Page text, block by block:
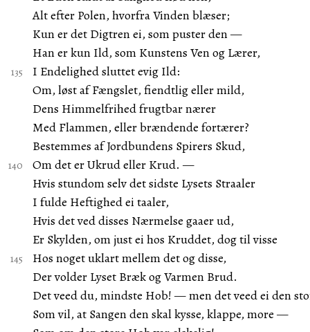
Alt efter Polen, hvorfra Vinden blæser;
Kun er det Digtren ei, som puster den —
Han er kun Ild, som Kunstens Ven og Lærer,
I Endelighed sluttet evig Ild:
Om, løst af Fængslet, fiendtlig eller mild,
Dens Himmelfrihed frugtbar nærer
Med Flammen, eller brændende fortærer?
Bestemmes af Jordbundens Spirers Skud,
Om det er Ukrud eller Krud. —
Hvis stundom selv det sidste Lysets Straaler
I fulde Heftighed ei taaler,
Hvis det ved disses Nærmelse gaaer ud,
Er Skylden, om just ei hos Kruddet, dog til visse
Hos noget uklart mellem det og disse,
Der volder Lyset Bræk og Varmen Brud.
Det veed du, mindste Hob! — men det veed ei den
Som vil, at Sangen den skal kysse, klappe, more —